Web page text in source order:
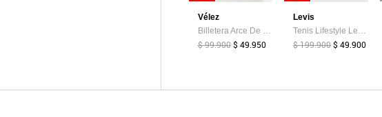
Vélez
$ 99.900 $ 49.950
Levis
$ 199.900$ 49.900